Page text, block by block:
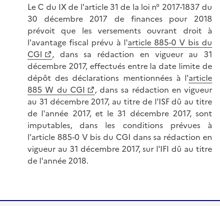
Le C du IX de l'article 31 de la loi n° 2017-1837 du
30 décembre 2017 de finances pour 2018
prévoit que les versements ouvrant droit à
l'avantage fiscal prévu à l'article 885-0 V bis du
CGI
, dans sa rédaction en vigueur au 31
décembre 2017, effectués entre la date limite de
dépôt des déclarations mentionnées à l'article
885 W du CGI
, dans sa rédaction en vigueur
au 31 décembre 2017, au titre de l'ISF dû au titre
de l'année 2017, et le 31 décembre 2017, sont
imputables, dans les conditions prévues à
l'article 885-0 V bis du CGI dans sa rédaction en
vigueur au 31 décembre 2017, sur l'IFI dû au titre
de l'année 2018.